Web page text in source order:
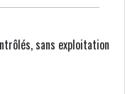
sans exploitation